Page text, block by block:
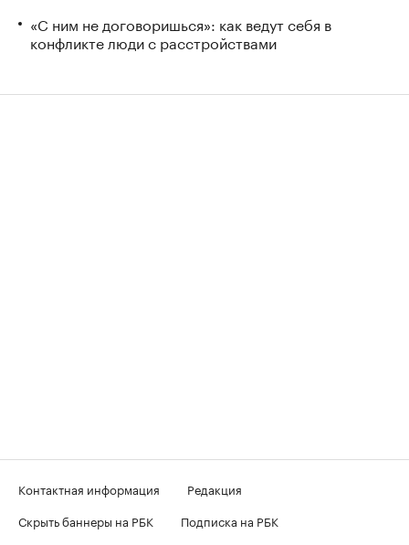
«С ним не договоришься»: как ведут себя в
конфликте люди с расстройствами
Контактная информация
Редакция
Скрыть баннеры на РБК
Подписка на РБК